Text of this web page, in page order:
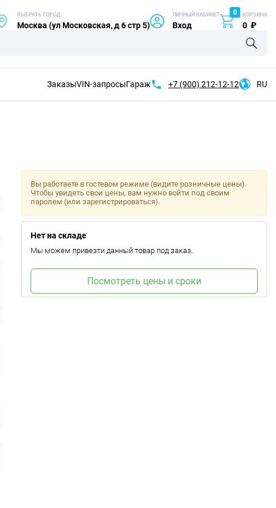
ВЫБРАТЬ ГОРОД
Москва (ул Московская, д 6 стр 5)
ЛИЧНЫЙ КАБИНЕТ
Вход
0 КОРЗИНА
0 ₽
ЗаказыVIN-запросыГараж +7 (900) 212-12-12 RU
Вы работаете в гостевом режиме (видите розничные цены).
Чтобы увидеть свои цены, вам нужно войти под своим
паролем (или зарегистрироваться).
Нет на складе
Мы можем привезти данный товар под заказ.
Посмотреть цены и сроки